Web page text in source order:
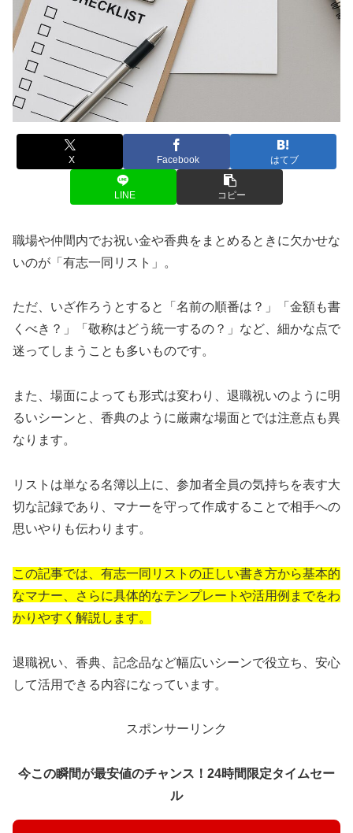
X Facebook はてブ
LINE コピー
職場や仲間内でお祝い金や香典をまとめるときに欠かせな
いのが「有志一同リスト」。
ただ、いざ作ろうとすると「名前の順番は？」「金額も書
くべき？」「敬称はどう統一するの？」など、細かな点で
迷ってしまうことも多いものです。
また、場面によっても形式は変わり、退職祝いのように明
るいシーンと、香典のように厳粛な場面とでは注意点も異
なります。
リストは単なる名簿以上に、参加者全員の気持ちを表す大
切な記録であり、マナーを守って作成することで相手への
思いやりも伝わります。
この記事では、有志一同リストの正しい書き方から基本的
なマナー、さらに具体的なテンプレートや活用例までをわ
かりやすく解説します。
退職祝い、香典、記念品など幅広いシーンで役立ち、安心
して活用できる内容になっています。
スポンサーリンク
今この瞬間が最安値のチャンス！24時間限定タイムセー
ル